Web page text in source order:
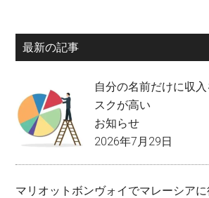
最新の記事
自分の名前だけに収
スクが高い
お知らせ
2026年7月29日
マリオットボンヴォイでマレーシア